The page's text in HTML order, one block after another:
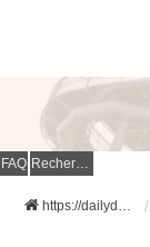
FAQ Rechercher
https://dailydigesthub.com